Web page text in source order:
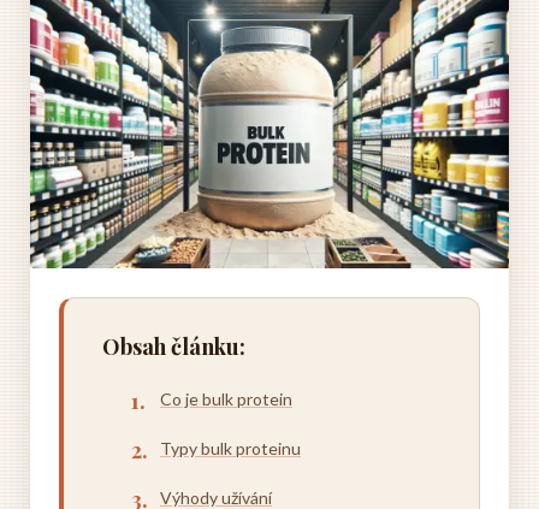
Obsah článku:
Co je bulk protein
Typy bulk proteinu
Výhody užívání